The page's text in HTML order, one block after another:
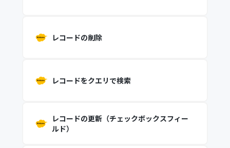
レコードの削除
レコードをクエリで検索
レコードの更新（チェックボックスフィー
ルド）